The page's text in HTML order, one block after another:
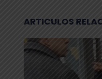
ARTICULOS